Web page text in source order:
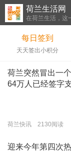
荷兰生活网
在荷兰生活，这
每日签到
天天签出小积分
荷兰突然冒出一个
64万人已经签字
荷兰快讯 2130阅读
迎来今年第四次